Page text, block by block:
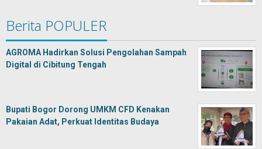
Berita POPULER
AGROMA Hadirkan Solusi Pengolahan Sampah
Digital di Cibitung Tengah
Bupati Bogor Dorong UMKM CFD Kenakan
Pakaian Adat, Perkuat Identitas Budaya